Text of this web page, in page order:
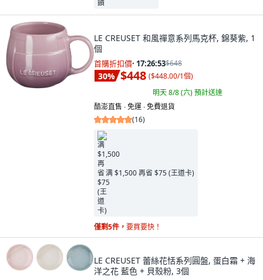
LE CREUSET 和風禪意系列馬克杯, 錦葵紫, 1
個
首購折扣價· 17:26:52$648
30% $448 ($448.00/1個)
明天 8/8 (六)預計送達
酷澎直售 ∙ 免運 ∙ 免費退貨
(16)
满 $1,500 再省 $75 (王道卡)
僅剩5件， 要買要快！
LE CREUSET 蕾絲花恬系列圓盤, 蛋白霜 + 海
洋之花 藍色 + 貝殼粉, 3個